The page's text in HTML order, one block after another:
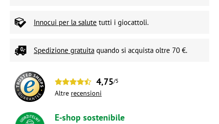
Innocui per la salute tutti i giocattoli.
Spedizione gratuita quando si acquista oltre 70 €.
4,75/5
Altre recensioni
E-shop sostenibile